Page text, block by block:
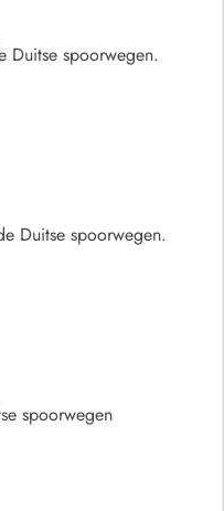
Duitse spoorwegen.
Duitse spoorwegen.
spoorwegen